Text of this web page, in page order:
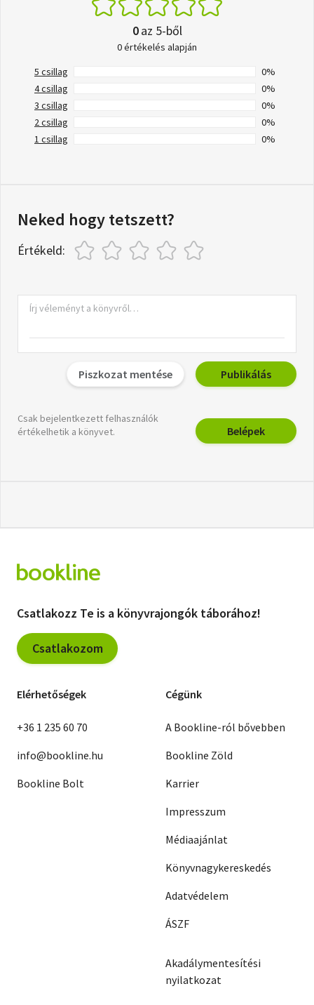
0az 5-ből
0 értékelés alapján
5 csillag
0%
4 csillag
0%
3 csillag
0%
2 csillag
0%
1 csillag
0%
Neked hogy tetszett?
Értékeld:
Piszkozat mentése Publikálás
Csak bejelentkezett felhasználók
értékelhetik a könyvet.
Belépek
Csatlakozz Te is a könyvrajongók táborához!
Csatlakozom
Elérhetőségek
+36 1 235 60 70
info@bookline.hu
Bookline Bolt
Cégünk
A Bookline-ról bővebben
Bookline Zöld
Karrier
Impresszum
Médiaajánlat
Könyvnagykereskedés
Adatvédelem
ÁSZF
Akadálymentesítési
nyilatkozat